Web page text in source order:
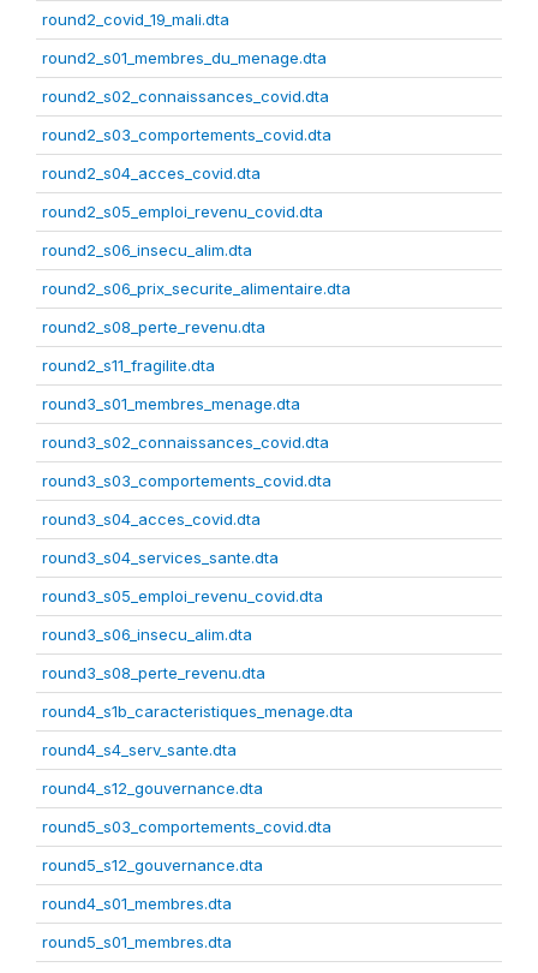
round2_covid_19_mali.dta
round2_s01_membres_du_menage.dta
round2_s02_connaissances_covid.dta
round2_s03_comportements_covid.dta
round2_s04_acces_covid.dta
round2_s05_emploi_revenu_covid.dta
round2_s06_insecu_alim.dta
round2_s06_prix_securite_alimentaire.dta
round2_s08_perte_revenu.dta
round2_s11_fragilite.dta
round3_s01_membres_menage.dta
round3_s02_connaissances_covid.dta
round3_s03_comportements_covid.dta
round3_s04_acces_covid.dta
round3_s04_services_sante.dta
round3_s05_emploi_revenu_covid.dta
round3_s06_insecu_alim.dta
round3_s08_perte_revenu.dta
round4_s1b_caracteristiques_menage.dta
round4_s4_serv_sante.dta
round4_s12_gouvernance.dta
round5_s03_comportements_covid.dta
round5_s12_gouvernance.dta
round4_s01_membres.dta
round5_s01_membres.dta